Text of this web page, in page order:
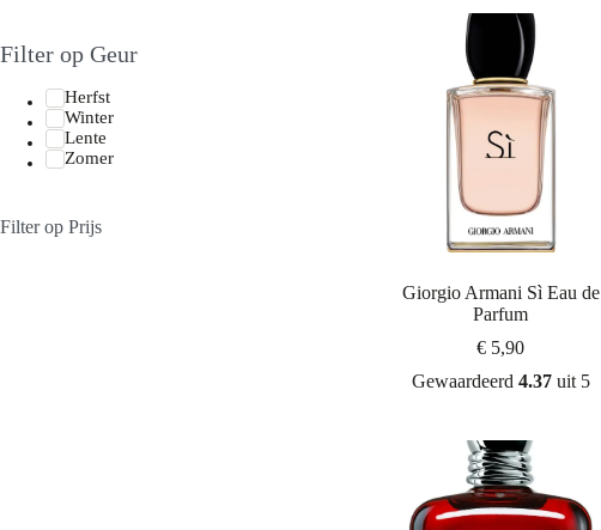
Giorgio Armani Sì Eau de
Parfum
€ 5,90
Gewaardeerd 4.37uit 5
Zout
Tropisch
Filter op Geur
Herfst
Winter
Lente
Zomer
Filter op Prijs